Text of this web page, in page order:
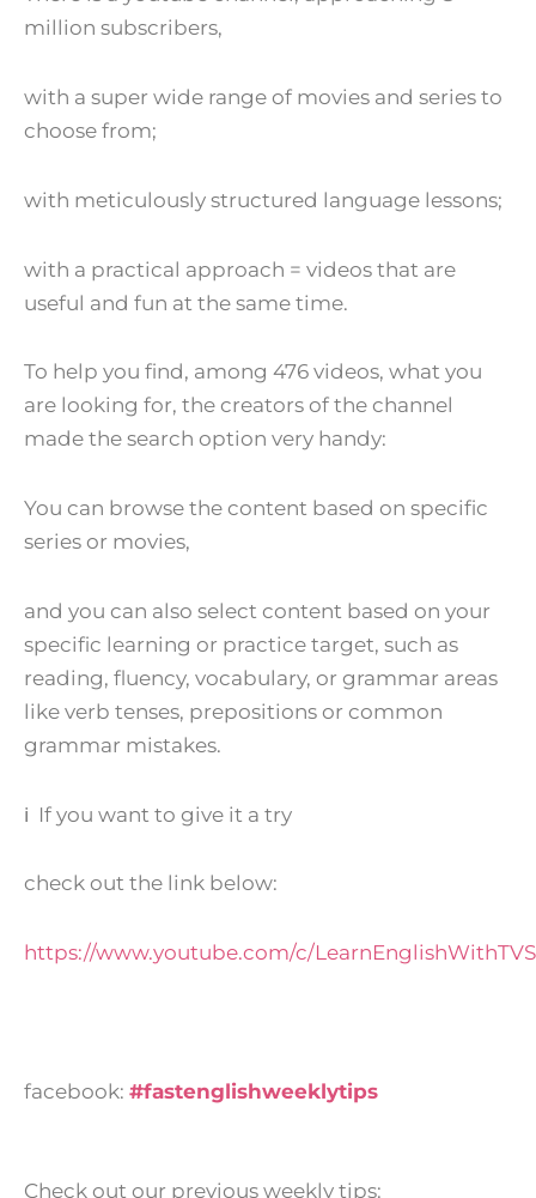
million subscribers,
with a super wide range of movies and series to
choose from;
with meticulously structured language lessons;
with a practical approach = videos that are
useful and fun at the same time.
To help you find, among 476 videos, what you
are looking for, the creators of the channel
made the search option very handy:
You can browse the content based on specific
series or movies,
and you can also select content based on your
specific learning or practice target, such as
reading, fluency, vocabulary, or grammar areas
like verb tenses, prepositions or common
grammar mistakes.
ℹ If you want to give it a try
check out the link below:
https://www.youtube.com/c/
facebook: #fastenglishweeklytips
Check out our previous weekly tips: